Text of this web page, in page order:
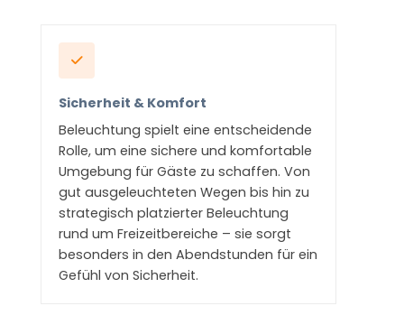
Sicherheit & Komfort
Beleuchtung spielt eine entscheidende
Rolle, um eine sichere und komfortable
Umgebung für Gäste zu schaffen. Von
gut ausgeleuchteten Wegen bis hin zu
strategisch platzierter Beleuchtung
rund um Freizeitbereiche – sie sorgt
besonders in den Abendstunden für ein
Gefühl von Sicherheit.